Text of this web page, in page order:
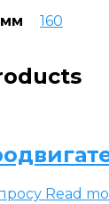
160
Read